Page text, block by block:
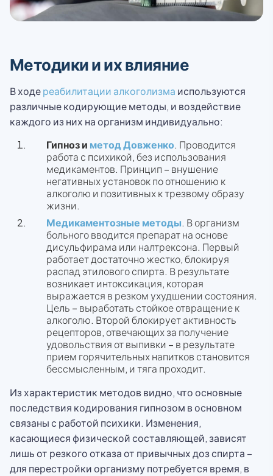
Методики и их влияние
В ходереабилитации алкоголизма используются
различные кодирующие методы, и воздействие
каждого из них на организм индивидуально:
Гипноз и метод Довженко. Проводится
работа с психикой, без использования
медикаментов. Принцип – внушение
негативных установок по отношению к
алкоголю и позитивных к трезвому образу
жизни.
Медикаментозные методы. В организм
больного вводится препарат на основе
дисульфирама или налтрексона. Первый
работает достаточно жестко, блокируя
распад этилового спирта. В результате
возникает интоксикация, которая
выражается в резком ухудшении состояния.
Цель – выработать стойкое отвращение к
алкоголю. Второй блокирует активность
рецепторов, отвечающих за получение
удовольствия от выпивки – в результате
прием горячительных напитков становится
бессмысленным, и тяга проходит.
Из характеристик методов видно, что основные
последствия кодирования гипнозом в основном
связаны с работой психики. Изменения,
касающиеся физической составляющей, зависят
лишь от резкого отказа от привычных доз спирта –
для перестройки организму потребуется время, в